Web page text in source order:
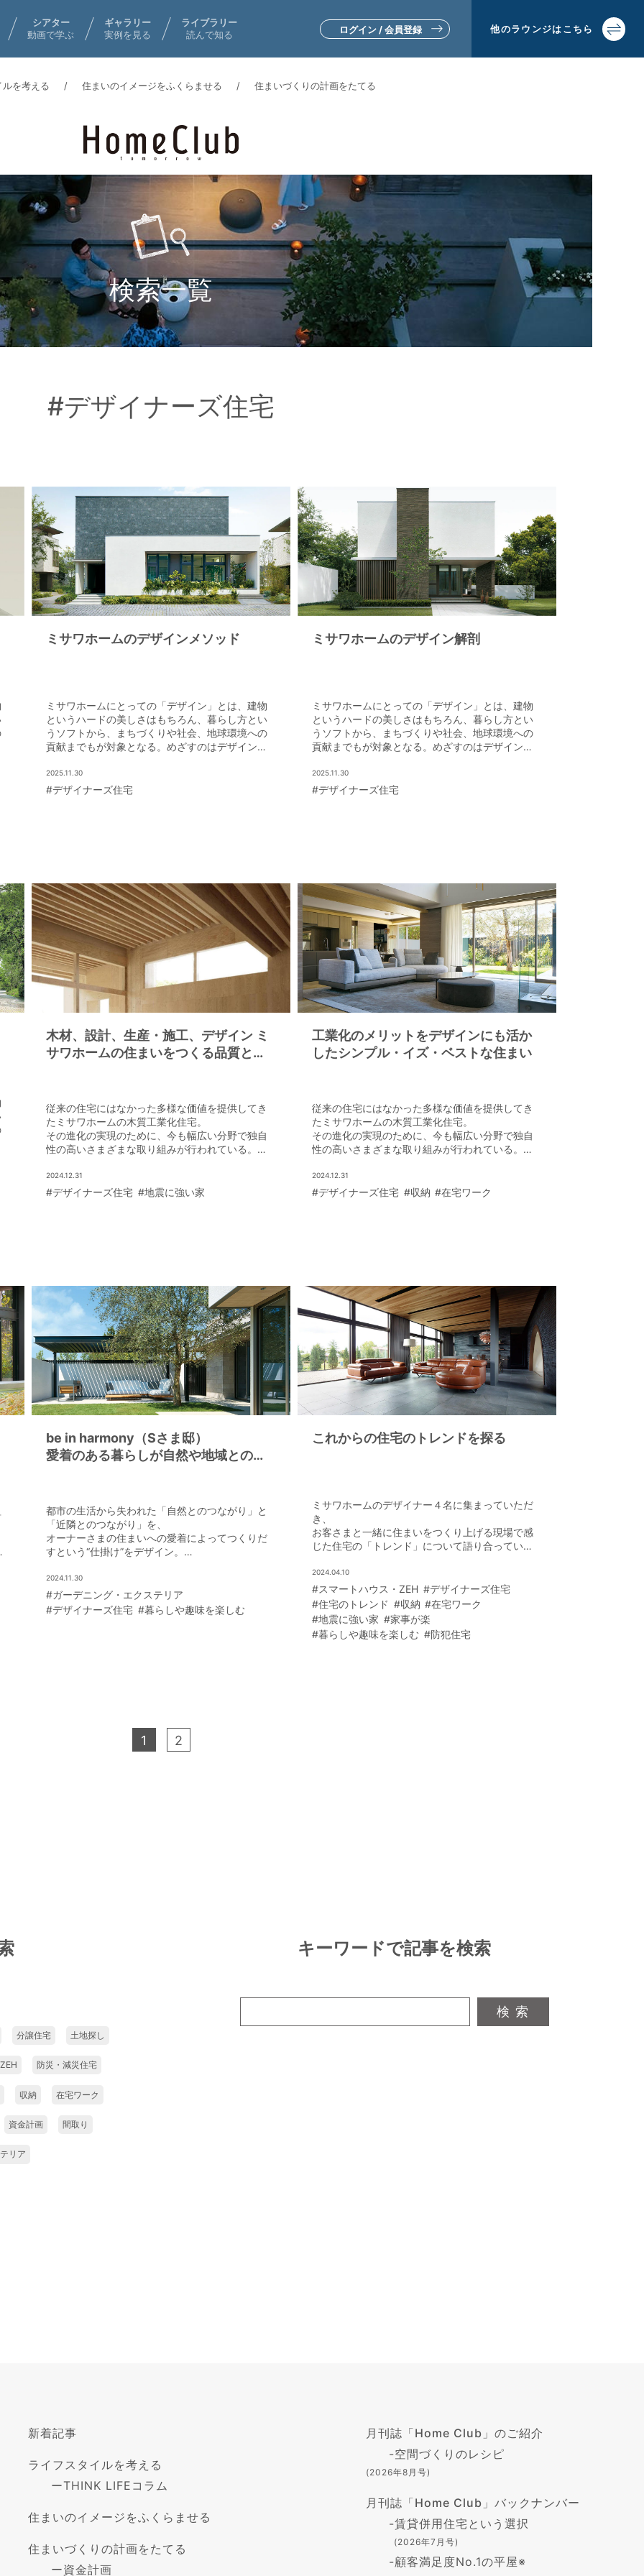
シアター
動画で学ぶ
ギャラリー
実例を見る
ライブラリー
読んで知る
ログイン / 会員登録 他のラウンジはこちら
▼土地活用・賃貸経営をお考えの方
を考える 住まいのイメージをふくらませる 住まいづくりの計画をたてる
検索一覧
#デザイナーズ住宅
ミサワホームのデザインメソッド
ミサワホームにとっての「デザイン」とは、建物
というハードの美しさはもちろん、暮らし方とい
うソフトから、まちづくりや社会、地球環境への
貢献までもが対象となる。めざすのはデザインの
ンの魅力を紹介しよう。
2025.11.30
#デザイナーズ住宅
ミサワホームのデザイン解剖
ミサワホームにとっての「デザイン」とは、建物
というハードの美しさはもちろん、暮らし方とい
うソフトから、まちづくりや社会、地球環境への
貢献までもが対象となる。めざすのはデザインの
ンの魅力を紹介しよう。
2025.11.30
#デザイナーズ住宅
木材、設計、生産・施工、デザイン ミ
サワホームの住まいをつくる品質と性
従来の住宅にはなかった多様な価値を提供してき
たミサワホームの木質工業化住宅。
その進化の実現のために、今も幅広い分野で独自
性の高いさまざまな取り組みが行われている。
工」「デザイン」という品質と性能について触れ
てみよう。
2024.12.31
#デザイナーズ住宅 #地震に強い家
工業化のメリットをデザインにも活か
したシンプル・イズ・ベストな住まい
従来の住宅にはなかった多様な価値を提供してき
たミサワホームの木質工業化住宅。
その進化の実現のために、今も幅広い分野で独自
性の高いさまざまな取り組みが行われている。
工」「デザイン」という品質と性能について触れ
てみよう。
2024.12.31
#デザイナーズ住宅 #収納 #在宅ワーク
be in harmony（Sさま邸）
愛着のある暮らしが自然や地域とのつ
都市の生活から失われた「自然とのつながり」と
「近隣とのつながり」を、
オーナーさまの住まいへの愛着によってつくりだ
すという“仕掛け”をデザイン。
2024.11.30
#ガーデニング・エクステリア
#デザイナーズ住宅 #暮らしや趣味を楽しむ
これからの住宅のトレンドを探る
ミサワホームのデザイナー４名に集まっていただ
き、
お客さまと一緒に住まいをつくり上げる現場で感
じた住宅の「トレンド」について語り合っていた
2024.04.10
#スマートハウス・ZEH #デザイナーズ住宅
#住宅のトレンド #収納 #在宅ワーク
#地震に強い家 #家事が楽
#暮らしや趣味を楽しむ #防犯住宅
1 2
分譲住宅 土地探し
防災・減災住宅
収納 在宅ワーク
資金計画 間取り
リア
キーワードで記事を検索
検 索
新着記事
ライフスタイルを考える
ーTHINK LIFEコラム
住まいのイメージをふくらませる
住まいづくりの計画をたてる
ー資金計画
月刊誌「Home Club」のご紹介
-空間づくりのレシピ
(2026年8月号)
月刊誌「Home Club」バックナンバー
-賃貸併用住宅という選択
(2026年7月号)
-顧客満足度No.1の平屋※